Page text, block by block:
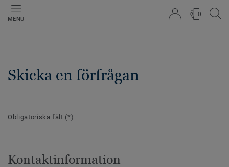
MENU
0
Skicka en förfrågan
Obligatoriska fält (*)
Kontaktinformation